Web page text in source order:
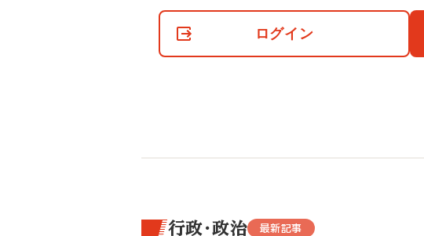
て
ログイン
行政・政治 最新記事